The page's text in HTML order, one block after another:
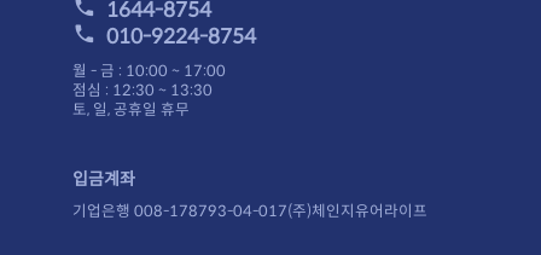
1644-8754
010-9224-8754
월 - 금 : 10:00 ~ 17:00
점심 : 12:30 ~ 13:30
토, 일, 공휴일 휴무
입금계좌
기업은행 008-178793-04-017(주)체인지유어라이프